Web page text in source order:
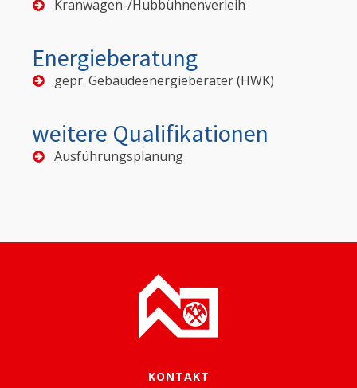
Kranwagen-/Hubbühnenverleih
Energieberatung
gepr. Gebäudeenergieberater (HWK)
weitere Qualifikationen
Ausführungsplanung
KONTAKT